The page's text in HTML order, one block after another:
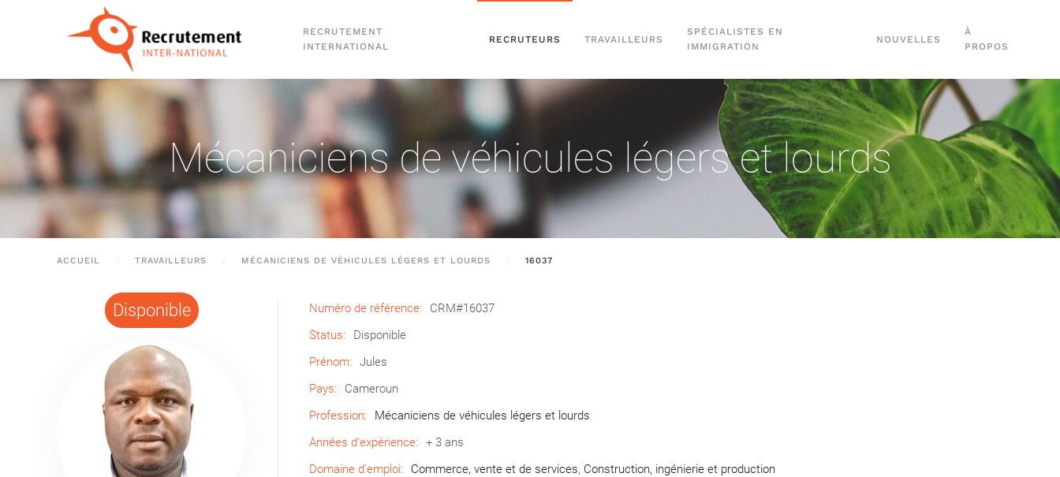
Passer au contenu principal
RECRUTEMENT
INTERNATIONAL
RECRUTEURS TRAVAILLEURS
SPÉCIALISTES EN
IMMIGRATION
NOUVELLES
À
PROPOS
Mécaniciens de véhicules légers et lourds
ACCUEIL TRAVAILLEURS MÉCANICIENS DE VÉHICULES LÉGERS ET LOURDS 16037
Disponible Numéro de référence:
CRM#16037
Status:
Disponible
Prénom:
Jules
Pays:
Cameroun
Profession:
Mécaniciens de véhicules légers et lourds
Années d’expérience:
+ 3 ans
Domaine d’emploi:
Commerce, vente et de services, Construction, ingénierie et production